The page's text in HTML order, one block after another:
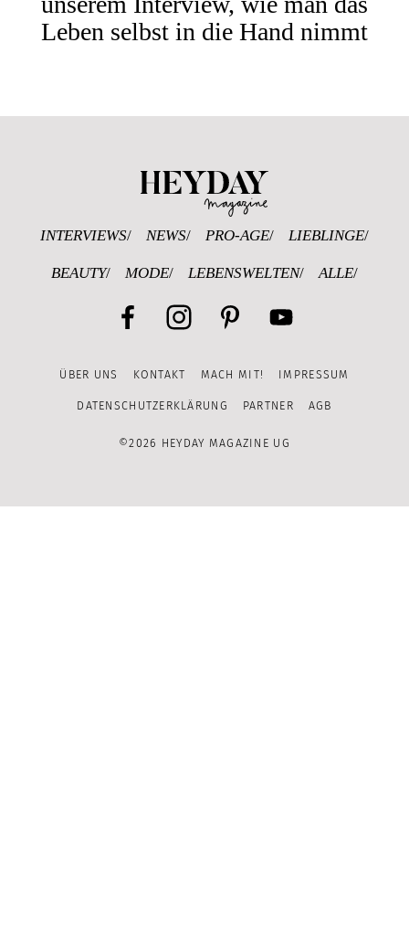
Leben selbst in die Hand nimmt
INTERVIEWS NEWS PRO-AGE LIEBLINGE
BEAUTY MODE LEBENSWELTEN ALLE
Channel
ÜBER UNS KONTAKT MACH MIT! IMPRESSUM
DATENSCHUTZERKLÄRUNG PARTNER AGB
©2026 HEYDAY MAGAZINE UG